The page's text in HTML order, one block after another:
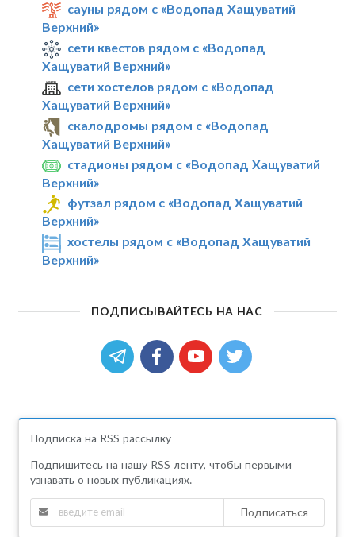
сауны рядом с «Водопад Хащуватий
Верхний»
сети квестов рядом с «Водопад
Хащуватий Верхний»
сети хостелов рядом с «Водопад
Хащуватий Верхний»
скалодромы рядом с «Водопад
Хащуватий Верхний»
стадионы рядом с «Водопад Хащуватий
Верхний»
футзал рядом с «Водопад Хащуватий
Верхний»
хостелы рядом с «Водопад Хащуватий
Верхний»
ПОДПИСЫВАЙТЕСЬ НА НАС
Подписка на RSS рассылку
Подпишитесь на нашу RSS ленту, чтобы первыми
узнавать о новых публикациях.
Подписаться